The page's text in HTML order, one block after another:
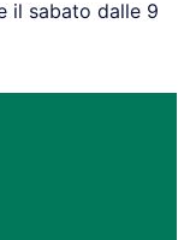
il sabato dalle 9